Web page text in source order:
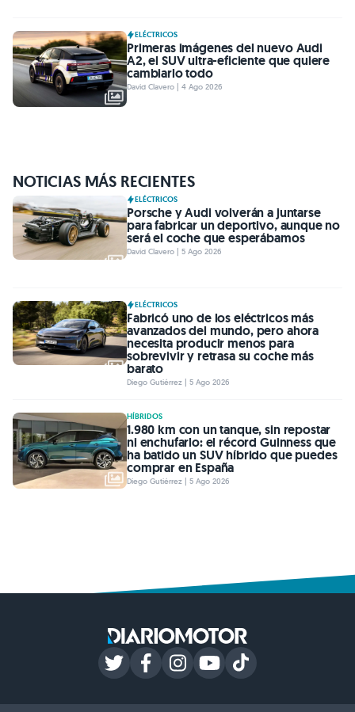
ELÉCTRICOS
Primeras imágenes del nuevo Audi
A2, el SUV ultra-eficiente que quiere
cambiarlo todo
David Clavero | 4 Ago 2026
NOTICIAS MÁS RECIENTES
ELÉCTRICOS
Porsche y Audi volverán a juntarse
para fabricar un deportivo, aunque no
será el coche que esperábamos
David Clavero | 5 Ago 2026
ELÉCTRICOS
Fabricó uno de los eléctricos más
avanzados del mundo, pero ahora
necesita producir menos para
sobrevivir y retrasa su coche más
barato
Diego Gutiérrez | 5 Ago 2026
HÍBRIDOS
1.980 km con un tanque, sin repostar
ni enchufarlo: el récord Guinness que
ha batido un SUV híbrido que puedes
comprar en España
Diego Gutiérrez | 5 Ago 2026